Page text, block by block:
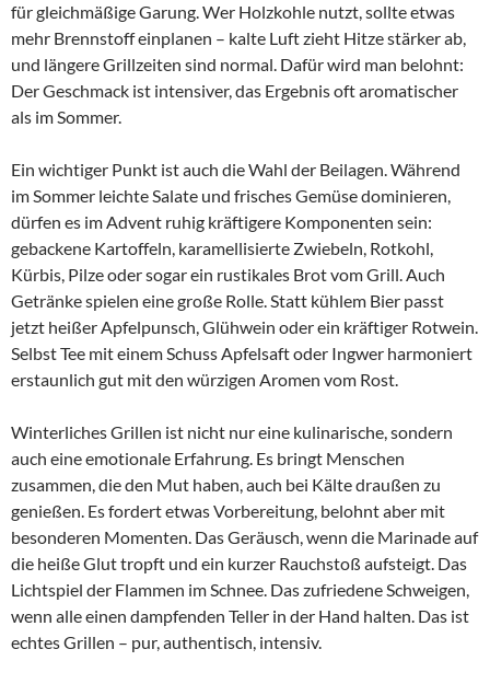
für gleichmäßige Garung. Wer Holzkohle nutzt, sollte etwas
mehr Brennstoff einplanen – kalte Luft zieht Hitze stärker ab,
und längere Grillzeiten sind normal. Dafür wird man belohnt:
Der Geschmack ist intensiver, das Ergebnis oft aromatischer
als im Sommer.
Ein wichtiger Punkt ist auch die Wahl der Beilagen. Während
im Sommer leichte Salate und frisches Gemüse dominieren,
dürfen es im Advent ruhig kräftigere Komponenten sein:
gebackene Kartoffeln, karamellisierte Zwiebeln, Rotkohl,
Kürbis, Pilze oder sogar ein rustikales Brot vom Grill. Auch
Getränke spielen eine große Rolle. Statt kühlem Bier passt
jetzt heißer Apfelpunsch, Glühwein oder ein kräftiger Rotwein.
Selbst Tee mit einem Schuss Apfelsaft oder Ingwer harmoniert
erstaunlich gut mit den würzigen Aromen vom Rost.
Winterliches Grillen ist nicht nur eine kulinarische, sondern
auch eine emotionale Erfahrung. Es bringt Menschen
zusammen, die den Mut haben, auch bei Kälte draußen zu
genießen. Es fordert etwas Vorbereitung, belohnt aber mit
besonderen Momenten. Das Geräusch, wenn die Marinade auf
die heiße Glut tropft und ein kurzer Rauchstoß aufsteigt. Das
Lichtspiel der Flammen im Schnee. Das zufriedene Schweigen,
wenn alle einen dampfenden Teller in der Hand halten. Das ist
echtes Grillen – pur, authentisch, intensiv.